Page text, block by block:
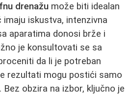
drenažu može biti idealan
imaju iskustva, intenzivna
aparatima donosi brže i
je konsultovati se sa
da li je potreban
rezultati mogu postići samo
. Bez obzira na izbor, ključno je